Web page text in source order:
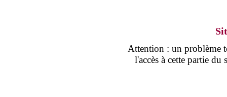
Attention : un problème
l'accès à cette partie